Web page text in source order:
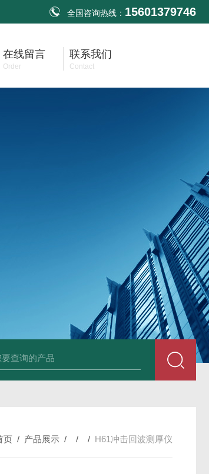
全国咨询热线： 15601379746
在线留言
Order
联系我们
Contact
深浅层地源热泵空调系统运行故障诊断修复 冷暖双
页 / 产品展示 / / / H61冲击回波测厚仪